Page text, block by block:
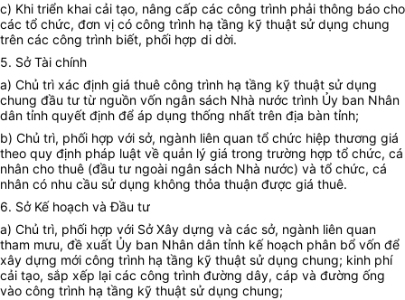
c) Khi triển khai cải tạo, nâng cấp các công trình phải thông báo cho
các tổ chức, đơn vị có công trình hạ tầng kỹ thuật sử dụng chung
trên các công trình biết, phối hợp di dời.
5. Sở Tài chính
a) Chủ trì xác định giá thuê công trình hạ tầng kỹ thuật sử dụng
chung đầu tư từ nguồn vốn ngân sách Nhà nước trình Ủy ban Nhân
dân tỉnh quyết định để áp dụng thống nhất trên địa bàn tỉnh;
b) Chủ trì, phối hợp với sở, ngành liên quan tổ chức hiệp thương giá
theo quy định pháp luật về quản lý giá trong trường hợp tổ chức, cá
nhân cho thuê (đầu tư ngoài ngân sách Nhà nước) và tổ chức, cá
nhân có nhu cầu sử dụng không thỏa thuận được giá thuê.
6. Sở Kế hoạch và Đầu tư
a) Chủ trì, phối hợp với Sở Xây dựng và các sở, ngành liên quan
tham mưu, đề xuất Ủy ban Nhân dân tỉnh kế hoạch phân bổ vốn để
xây dựng mới công trình hạ tầng kỹ thuật sử dụng chung; kinh phí
cải tạo, sắp xếp lại các công trình đường dây, cáp và đường ống
vào công trình hạ tầng kỹ thuật sử dụng chung;